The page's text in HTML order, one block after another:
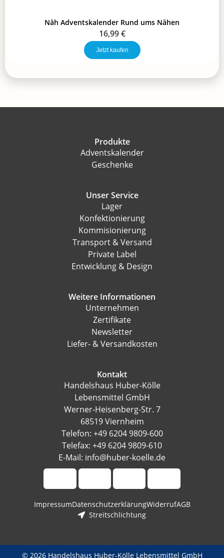
Näh Adventskalender Rund ums Nähen
16,99€
Jetzt kaufen
Produkte
Adventskalender
Geschenke
Unser Service
Lager
Konfektionierung
Kommisionierung
Transport & Versand
Private Label
Entwicklung & Design
Weitere Informationen
Unternehmen
Zertifikate
Newsletter
Liefer- & Versandkosten
Kontakt
Handelshaus Huber-Kölle
Lebensmittel GmbH
Werner-Heisenberg-Str. 7
68519 Viernheim
Telefon: +49 6204 9809-600
Telefax: +49 6204 9809-610
E-Mail: info@huber-koelle.de
ImpressumDatenschutzerklärungWiderrufAGB
Streitschlichtung
© 2026 Handelshaus Huber-Kölle Lebensmittel GmbH